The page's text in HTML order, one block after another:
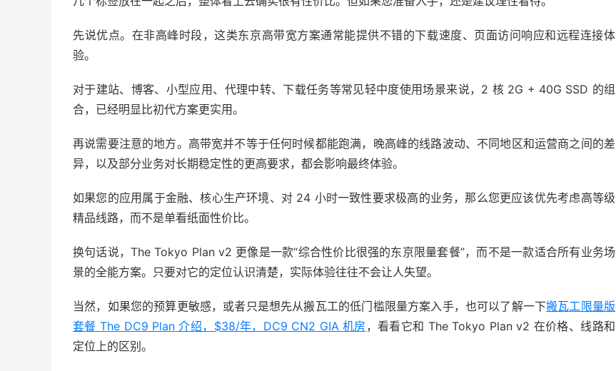
先说优点。在非高峰时段，这类东京高带宽方案通常能提供不错的下载速度、页面访问响应和远程连接体
验。
对于建站、博客、小型应用、代理中转、下载任务等常见轻中度使用场景来说，2 核 2G + 40G SSD 的组
合，已经明显比初代方案更实用。
再说需要注意的地方。高带宽并不等于任何时候都能跑满，晚高峰的线路波动、不同地区和运营商之间的差
异，以及部分业务对长期稳定性的更高要求，都会影响最终体验。
如果您的应用属于金融、核心生产环境、对 24 小时一致性要求极高的业务，那么您更应该优先考虑高等级
精品线路，而不是单看纸面性价比。
换句话说，The Tokyo Plan v2 更像是一款“综合性价比很强的东京限量套餐”，而不是一款适合所有业务场
景的全能方案。只要对它的定位认识清楚，实际体验往往不会让人失望。
当然，如果您的预算更敏感，或者只是想先从搬瓦工的低门槛限量方案入手，也可以了解一下搬瓦工限量版
套餐 The DC9 Plan 介绍，$38/年，DC9 CN2 GIA 机房 ，看看它和 The Tokyo Plan v2 在价格、线路和
定位上的区别。